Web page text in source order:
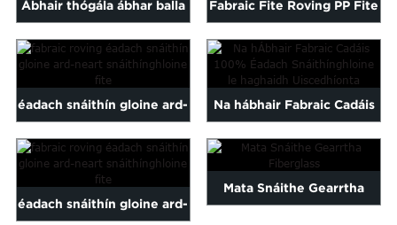
Ábhair thógála ábhar balla
snáithín dóiteáin...
Fabraic Fite Roving PP Fite
Fiberglass Ísealphraghas...
éadach snáithín gloine ard-
neart fite snáithínghloine
...
Na hábhair Fabraic Cadáis
100% Snáithínghloine
Éadaí...
éadach snáithín gloine ard-
Mata Snáithe Gearrtha